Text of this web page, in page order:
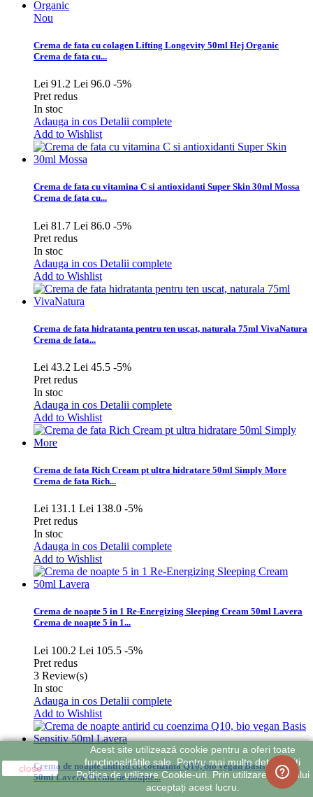
Nou
Crema de fata cu colagen Lifting Longevity 50ml Hej Organic
Crema de fata cu...
Lei 91.2 Lei 96.0 -5%
Pret redus
In stoc
Adauga in cos Detalii complete
Add to Wishlist
Crema de fata cu vitamina C si antioxidanti Super Skin 30ml Mossa
Crema de fata cu...
Lei 81.7 Lei 86.0 -5%
Pret redus
In stoc
Adauga in cos Detalii complete
Add to Wishlist
Crema de fata hidratanta pentru ten uscat, naturala 75ml VivaNatura
Crema de fata...
Lei 43.2 Lei 45.5 -5%
Pret redus
In stoc
Adauga in cos Detalii complete
Add to Wishlist
Crema de fata Rich Cream pt ultra hidratare 50ml Simply More
Crema de fata Rich...
Lei 131.1 Lei 138.0 -5%
Pret redus
In stoc
Adauga in cos Detalii complete
Add to Wishlist
Crema de noapte 5 in 1 Re-Energizing Sleeping Cream 50ml Lavera
Crema de noapte 5 in 1...
Lei 100.2 Lei 105.5 -5%
Pret redus
3 Review(s)
In stoc
Adauga in cos Detalii complete
Add to Wishlist
Crema de noapte antirid cu coenzima Q10, bio vegan Basis Sensitiv
50ml Lavera Crema de noapte...
close
Acest site utilizează cookie pentru a oferi toate
funcționalitățile sale. Pentru mai multe detalii citiți
Politica de utilizare Cookie-uri. Prin utilizarea site-ului
acceptați acest lucru.